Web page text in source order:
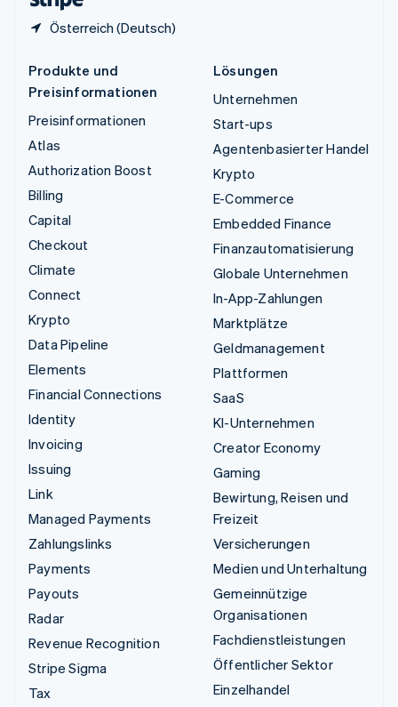
Österreich (Deutsch)
Produkte und
Preisinformationen
Preisinformationen
Atlas
Authorization Boost
Billing
Capital
Checkout
Climate
Connect
Krypto
Data Pipeline
Elements
Financial Connections
Identity
Invoicing
Issuing
Link
Managed Payments
Zahlungslinks
Payments
Payouts
Radar
Revenue Recognition
Stripe Sigma
Tax
Lösungen
Unternehmen
Start-ups
Agentenbasierter Handel
Krypto
E-Commerce
Embedded Finance
Finanzautomatisierung
Globale Unternehmen
In-App-Zahlungen
Marktplätze
Geldmanagement
Plattformen
SaaS
KI-Unternehmen
Creator Economy
Gaming
Bewirtung, Reisen und
Freizeit
Versicherungen
Medien und Unterhaltung
Gemeinnützige
Organisationen
Fachdienstleistungen
Öffentlicher Sektor
Einzelhandel